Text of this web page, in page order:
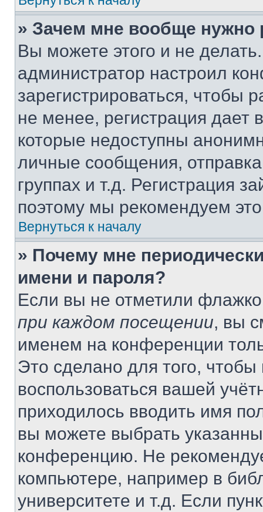
» Зачем мне вообще нужно
Вы можете этого и не
администратор настроил
зарегистрироваться, чтобы
не менее, регистрация
которые недоступны
личные сообщения,
группах и т.д. Регистрация
поэтому мы рекомендуем
Вернуться к началу
» Почему мне
имени и пароля?
Если вы не отметили
при каждом посещении, вы
именем на конференции
Это сделано для того, чтобы
воспользоваться вашей
приходилось вводить имя
вы можете выбрать
конференцию. Не
компьютере, например в
университете и т.д. Если